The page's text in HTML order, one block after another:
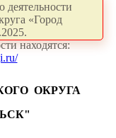
деятельности
«Город
находятся:
ОКРУГА